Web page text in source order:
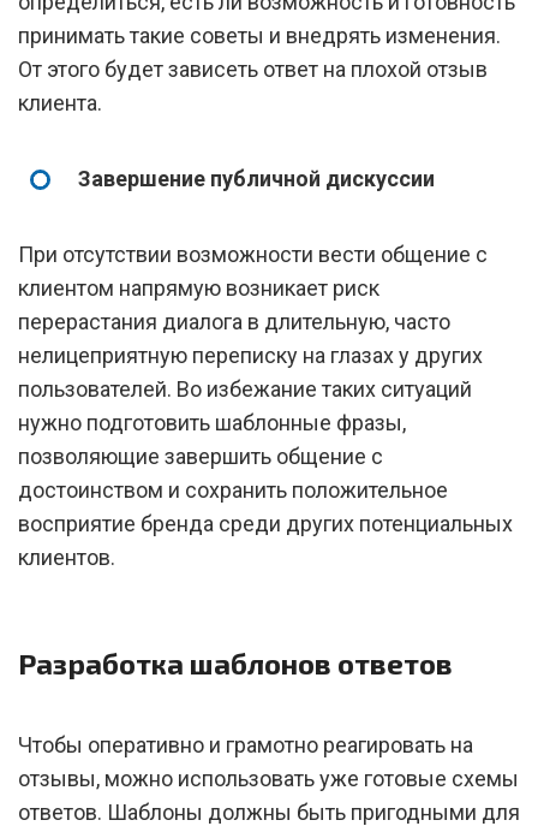
принимать такие советы и внедрять изменения.
От этого будет зависеть ответ на плохой отзыв
клиента.
Завершение публичной дискуссии
При отсутствии возможности вести общение с
клиентом напрямую возникает риск
перерастания диалога в длительную, часто
нелицеприятную переписку на глазах у других
пользователей. Во избежание таких ситуаций
нужно подготовить шаблонные фразы,
позволяющие завершить общение с
достоинством и сохранить положительное
восприятие бренда среди других потенциальных
клиентов.
Разработка шаблонов ответов
Чтобы оперативно и грамотно реагировать на
отзывы, можно использовать уже готовые схемы
ответов. Шаблоны должны быть пригодными для